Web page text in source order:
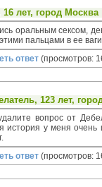
16 лет, город Москва
оральным сексом,
пальцами в ее
ответ (просмотров:
, 123 лет,
вопрос от
история у меня
ответ (просмотров: